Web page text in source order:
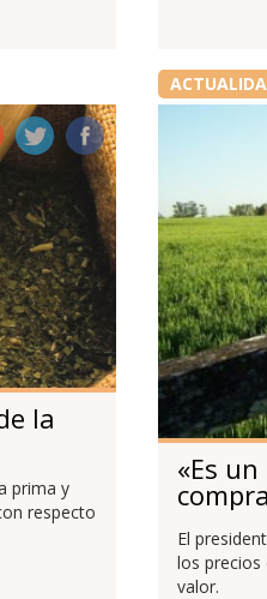
la
prima y
respecto
«Es
El
los precios
valor.